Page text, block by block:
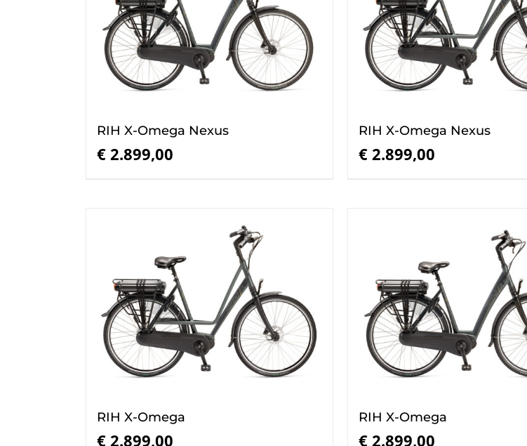
RIH X-Omega Nexus
€ 2.899,00
RIH X-Omega Nexus
€ 2.899,00
RIH X-Omega
€ 2.899,00
RIH X-Omega
€ 2.899,00